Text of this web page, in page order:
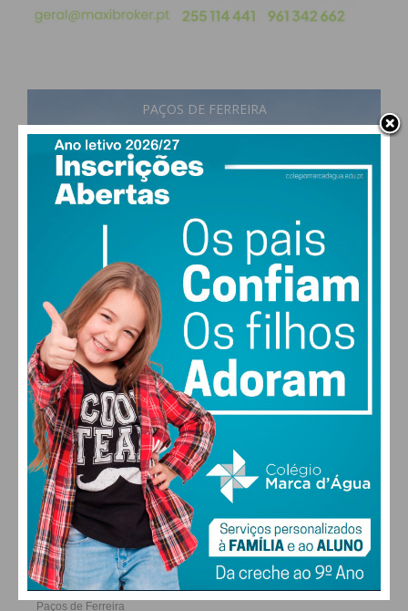
atualizada.
Eu li e concordo com ostermos e
condições
PAÇOS DE FERREIRA
30°
39% humidade
vento: 4m/s O
30°
SEX
27
SÁB
28°
DOM
29°
FARMACIAS DE SERVIÇO EM PAÇOS DE
FERREIRA